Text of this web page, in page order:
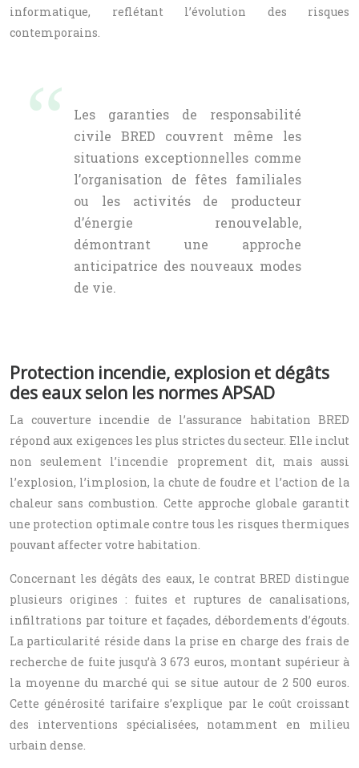
informatique, reflétant l’évolution des risques
contemporains.
Les garanties de responsabilité
civile BRED couvrent même les
situations exceptionnelles comme
l’organisation de fêtes familiales
ou les activités de producteur
d’énergie renouvelable,
démontrant une approche
anticipatrice des nouveaux modes
de vie.
Protection incendie, explosion et dégâts
des eaux selon les normes APSAD
La couverture incendie de l’assurance habitation BRED
répond aux exigences les plus strictes du secteur. Elle inclut
non seulement l’incendie proprement dit, mais aussi
l’explosion, l’implosion, la chute de foudre et l’action de la
chaleur sans combustion. Cette approche globale garantit
une protection optimale contre tous les risques thermiques
pouvant affecter votre habitation.
Concernant les dégâts des eaux, le contrat BRED distingue
plusieurs origines : fuites et ruptures de canalisations,
infiltrations par toiture et façades, débordements d’égouts.
La particularité réside dans la prise en charge des frais de
recherche de fuite jusqu’à 3 673 euros, montant supérieur à
la moyenne du marché qui se situe autour de 2 500 euros.
Cette générosité tarifaire s’explique par le coût croissant
des interventions spécialisées, notamment en milieu
urbain dense.